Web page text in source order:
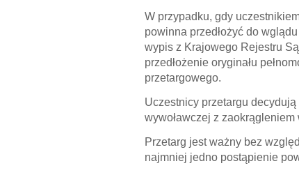
W przypadku, gdy
powinna przedłożyć do
wypis z Krajowego Rejestru
przedłożenie oryginału
przetargowego.
Uczestnicy przetargu
wywoławczej z zaokrągleniem
Przetarg jest ważny bez
najmniej jedno postąpienie